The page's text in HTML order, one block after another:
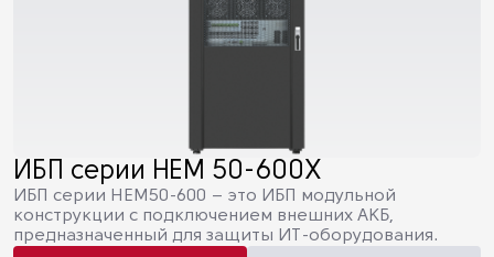
ИБП серии HEM 50-600X
ИБП серии HEM50-600 – это ИБП модульной
конструкции с подключением внешних АКБ,
предназначенный для защиты ИТ-оборудования.